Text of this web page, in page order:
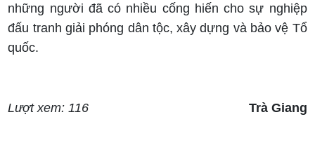
những người đã có nhiều cống hiến cho sự nghiệp
đấu tranh giải phóng dân tộc, xây dựng và bảo vệ Tổ
quốc.
Lượt xem: 116 Trà Giang